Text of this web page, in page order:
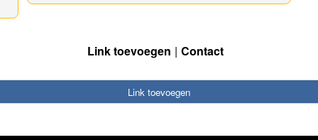
Link toevoegen Contact
Link toevoegen